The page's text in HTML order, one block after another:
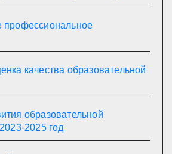
профессиональное
качества образовательной
образовательной
2025 год